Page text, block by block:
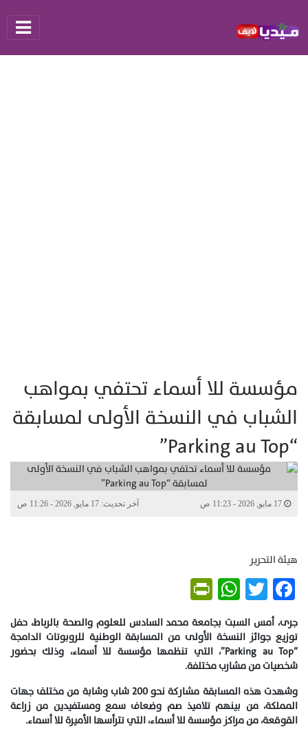
مؤسسة للا أسماء تحتفي بمواهب
الشباب في النسخة الأولى لمسابقة
“Parking au Top”
آخر تحديث: 17 مايو, 2026 - 11:26 ص
هيئة التحرير
Facebook
Twitter
WhatsApp
جرى، أمس السبت بجامعة محمد السادس للعلوم والصحة بالرباط، حفل
توزيع جوائز النسخة الأولى من المسابقة الوطنية للروبوتات الدامجة
“Parking au Top”، التي تنظمها مؤسسة للا أسماء، وذلك بحضور
شخصيات من مشارب مختلفة.
وشهدت هذه المسابقة مشاركة نحو 200 شاب وشابة من مختلف جهات
المملكة، من بينهم تلاميذ صم وضعاف سمع ومستفيدين من زراعة
القوقعة، من مراكز مؤسسة للا أسماء، التي تترأسها الأميرة للا أسماء.